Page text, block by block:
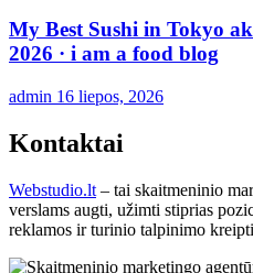
My Best Sushi in Tokyo
2026 · i am a food blog
admin 16 liepos, 2026
Kontaktai
Webstudio.lt – tai skaitmeninio
verslams augti, užimti stiprias
reklamos ir turinio talpinimo